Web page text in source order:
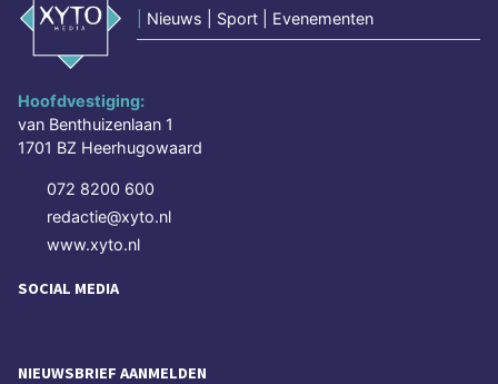
Nieuws | Sport | Evenementen
Hoofdvestiging:
van Benthuizenlaan 1
1701 BZ Heerhugowaard
072 8200 600
redactie@xyto.nl
www.xyto.nl
SOCIAL MEDIA
NIEUWSBRIEF AANMELDEN